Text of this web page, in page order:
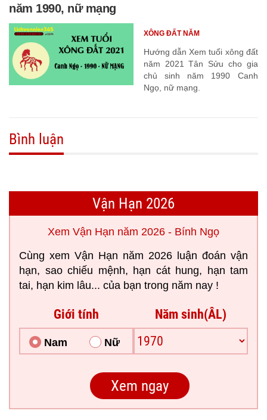
năm 1990, nữ mạng
Hướng dẫn Xem tuổi xông đất
năm 2021 Tân Sửu cho gia
chủ sinh năm 1990 Canh
Ngọ, nữ mạng.
XÔNG ĐẤT NĂM
Bình luận
Vận Hạn 2026
Xem Vận Hạn năm 2026 - Bính Ngọ
Cùng xem Vận Hạn năm 2026 luận đoán vận
hạn, sao chiếu mệnh, hạn cát hung, hạn tam
tai, hạn kim lâu... của bạn trong năm nay !
Giới tính
Nam Nữ
Năm sinh(ÂL)